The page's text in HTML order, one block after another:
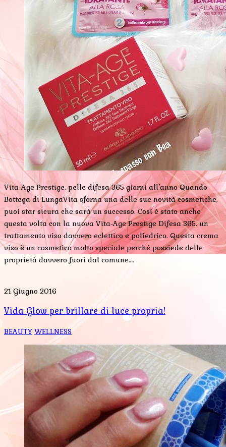
Vita-Age Prestige, pelle difesa 365 giorni all’anno Quando
Bottega di LungaVita sforna una delle sue novità cosmetiche,
puoi star sicura che sarà un successo. Così è stato anche
questa volta con la nuova Vita-Age Prestige Difesa 365, un
trattamento viso davvero eclettico e poliedrico. Questa crema
viso è un cosmetico molto speciale perché possiede delle
proprietà davvero fuori dal comune….
21 Giugno 2016
Vida Glow per brillare di luce propria!
BEAUTY WELLNESS